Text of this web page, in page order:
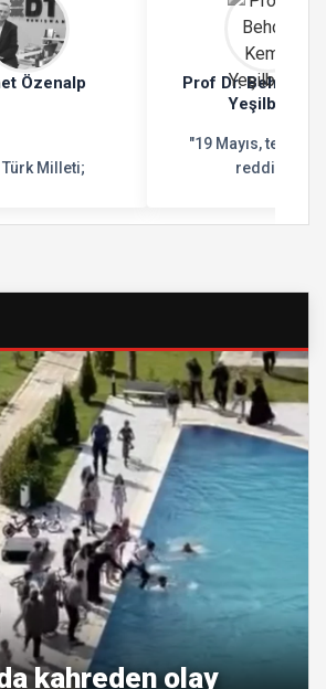
Özenalp
Milleti;
Prof Dr. Behçet
Yeşilbursa
"19 Mayıs,
reddidir"
kahreden olay